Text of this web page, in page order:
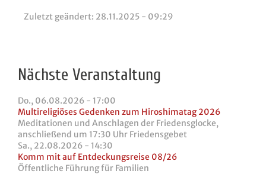
Zuletzt geändert: 28.11.2025 - 09:29
Nächste Veranstaltung
Do., 06.08.2026 - 17:00
Multireligiöses Gedenken zum Hiroshimatag 2026
Meditationen und Anschlagen der Friedensglocke,
anschließend um 17:30 Uhr Friedensgebet
Sa., 22.08.2026 - 14:30
Komm mit auf Entdeckungsreise 08/26
Öffentliche Führung für Familien